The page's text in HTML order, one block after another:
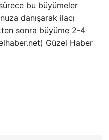
bu büyümeler
danışarak ilacı
sonra büyüme 2-4
Güzel Haber